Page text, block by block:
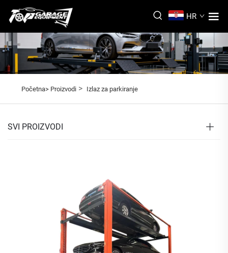
HR
Početna> Proizvodi> Izlaz za parkiranje
SVI PROIZVODI